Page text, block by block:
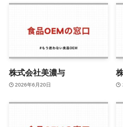
株式会社美濃与
2026年6月20日